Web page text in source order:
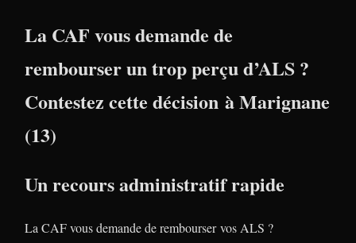
La CAF vous demande de
rembourser un trop perçu d’ALS ?
Contestez cette décision à Marignane
(13)
Un recours administratif rapide
La CAF vous demande de rembourser vos ALS ?